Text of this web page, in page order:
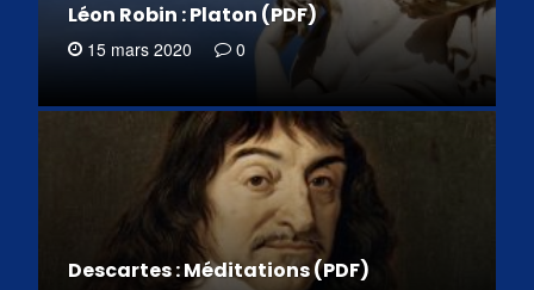
Léon Robin : Platon (PDF)
15 mars 2020 0
Descartes : Méditations (PDF)